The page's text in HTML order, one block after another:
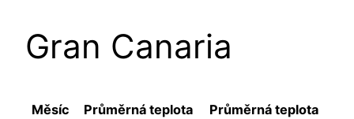
Gran Canaria
Měsíc
Průměrná teplota
Průměrná teplota